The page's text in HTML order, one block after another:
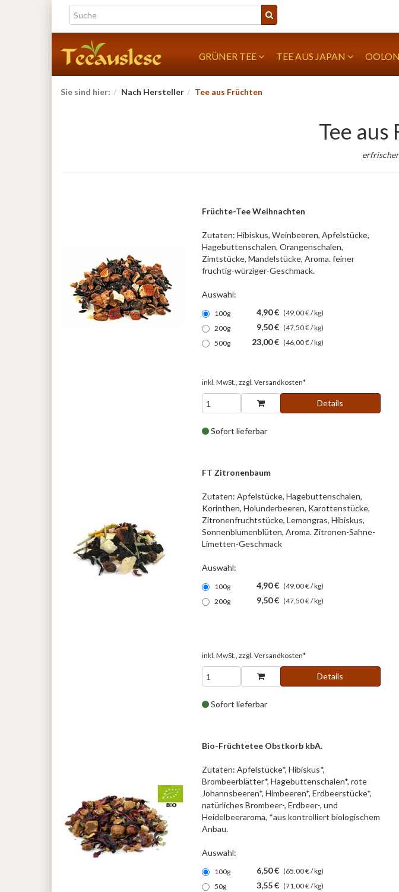
GRÜNER TEE TEE AUS JAPAN
Sie sind hier: Nach Hersteller Tee aus Früchten
Tee aus
Früchte-Tee Weihnachten
Zutaten: Hibiskus, Weinbeeren, Apfelstücke,
Hagebuttenschalen, Orangenschalen,
Zimtstücke, Mandelstücke, Aroma. feiner
fruchtig-würziger-Geschmack.
Auswahl:
100g 4,90 € (49,00 € / kg)
200g
9,50 € (47,50 € / kg)
500g
23,00 € (46,00 € / kg)
inkl. MwSt., zzgl. Versandkosten*
Details
Sofort lieferbar
FT Zitronenbaum
Zutaten: Apfelstücke, Hagebuttenschalen,
Korinthen, Holunderbeeren, Karottenstücke,
Zitronenfruchtstücke, Lemongras, Hibiskus,
Sonnenblumenblüten, Aroma. Zitronen-Sahne-
Limetten-Geschmack
Auswahl:
100g 4,90 € (49,00 € / kg)
200g
9,50 € (47,50 € / kg)
inkl. MwSt., zzgl. Versandkosten*
Details
Sofort lieferbar
Bio-Früchtetee Obstkorb kbA.
Zutaten: Apfelstücke*, Hibiskus*,
Brombeerblätter*, Hagebuttenschalen*, rote
Johannsbeeren*, Himbeeren*, Erdbeerstücke*,
natürliches Brombeer-, Erdbeer-, und
Heidelbeeraroma, *aus kontrolliert biologischem
Anbau.
Auswahl:
100g 6,50 € (65,00 € / kg)
50g
3,55 € (71,00 € / kg)